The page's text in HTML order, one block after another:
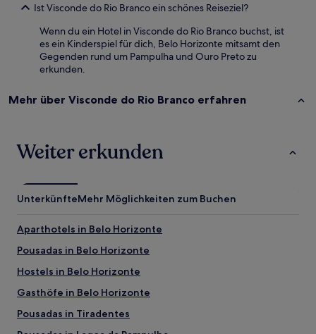
Ist Visconde do Rio Branco ein schönes Reiseziel?
Wenn du ein Hotel in Visconde do Rio Branco buchst, ist
es ein Kinderspiel für dich, Belo Horizonte mitsamt den
Gegenden rund um Pampulha und Ouro Preto zu
erkunden.
Mehr über Visconde do Rio Branco erfahren
Weiter erkunden
UnterkünfteMehr Möglichkeiten zum Buchen
Aparthotels in Belo Horizonte
Pousadas in Belo Horizonte
Hostels in Belo Horizonte
Gasthöfe in Belo Horizonte
Pousadas in Tiradentes